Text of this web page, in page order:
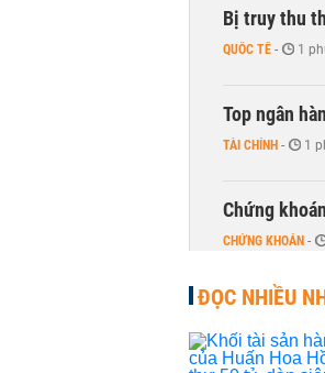
Bị truy thu
QUỐC TẾ - 1
Top ngân
TÀI CHÍNH - 1
Chứng
CHỨNG KHOÁN -
DMX hút
CHỨNG KHOÁN -
ĐỌC NHIỀU